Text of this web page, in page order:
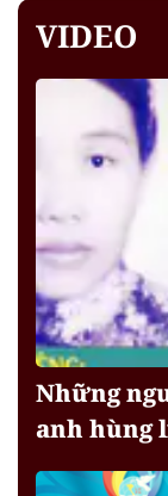
VIDEO
Những
anh hùng